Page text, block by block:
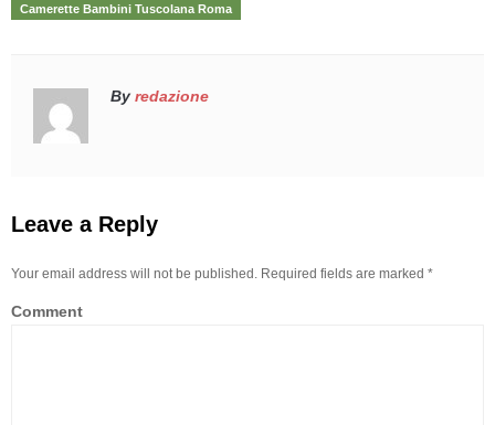
Camerette Bambini Tuscolana Roma
By redazione
Leave a Reply
Your email address will not be published. Required fields are marked *
Comment